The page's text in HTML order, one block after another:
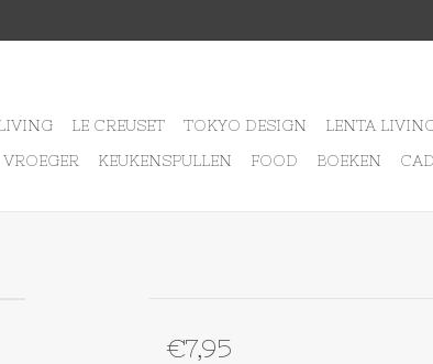
LE CREUSET TOKYO DESIGN LENTA
VROEGER KEUKENSPULLEN FOOD BOEKEN
€7,95